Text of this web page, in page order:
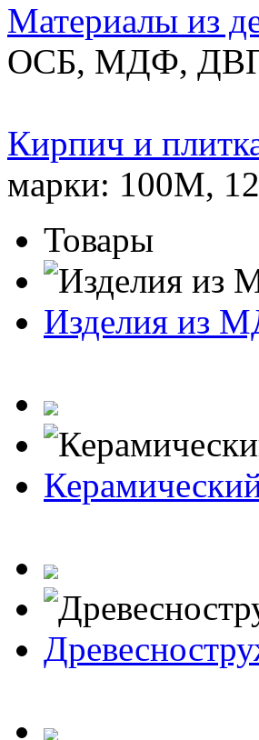
Материалы из
ОСБ, МДФ, ДВП,
Кирпич и
марки: 100М,
Товары
Изделия из